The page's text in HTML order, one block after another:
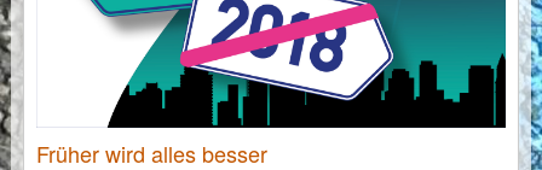
Früher wird alles besser